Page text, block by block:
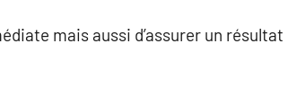
mais aussi d’assurer un résultat